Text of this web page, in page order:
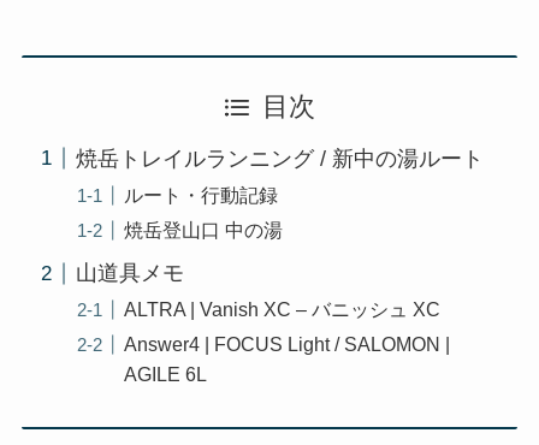
目次
焼岳トレイルランニング / 新中の湯ルート
ルート・行動記録
焼岳登山口 中の湯
山道具メモ
ALTRA | Vanish XC – バニッシュ XC
Answer4 | FOCUS Light / SALOMON |
AGILE 6L